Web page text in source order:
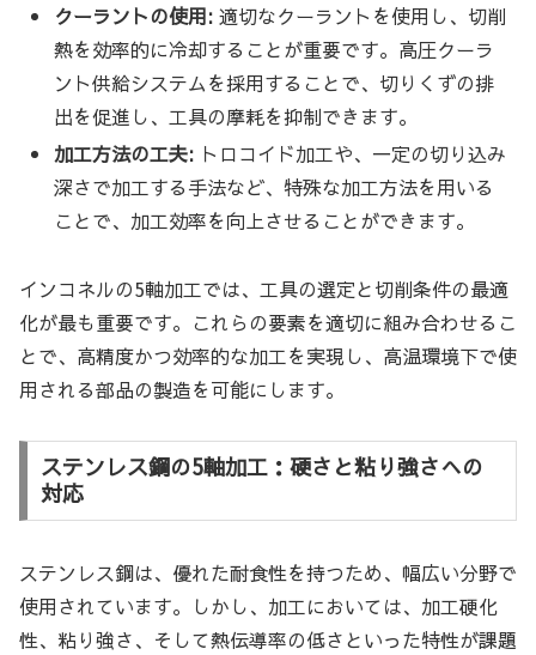
クーラントの使用: 適切なクーラントを使用し、切削
熱を効率的に冷却することが重要です。高圧クーラ
ント供給システムを採用することで、切りくずの排
出を促進し、工具の摩耗を抑制できます。
加工方法の工夫: トロコイド加工や、一定の切り込み
深さで加工する手法など、特殊な加工方法を用いる
ことで、加工効率を向上させることができます。
インコネルの5軸加工では、工具の選定と切削条件の最適
化が最も重要です。これらの要素を適切に組み合わせるこ
とで、高精度かつ効率的な加工を実現し、高温環境下で使
用される部品の製造を可能にします。
ステンレス鋼の5軸加工：硬さと粘り強さへの
対応
ステンレス鋼は、優れた耐食性を持つため、幅広い分野で
使用されています。しかし、加工においては、加工硬化
性、粘り強さ、そして熱伝導率の低さといった特性が課題